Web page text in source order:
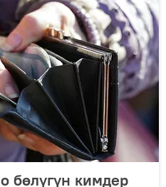
бөлүгүн кимдер